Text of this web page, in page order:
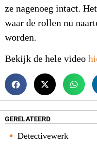
ze nagenoeg intact.
waar de rollen nu
worden.
Bekijk de hele video
GERELATEERD
Detectivewerk